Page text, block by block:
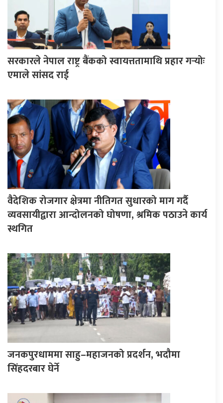
सरकारले नेपाल राष्ट्र बैंकको स्वायत्ततामाथि प्रहार गर्‍योः
एमाले सांसद राई
वैदेशिक रोजगार क्षेत्रमा नीतिगत सुधारको माग गर्दै
व्यवसायीद्वारा आन्दोलनको घोषणा, श्रमिक पठाउने कार्य
स्थगित
जनकपुरधाममा साहु–महाजनको प्रदर्शन, भदौमा
सिंहदरबार घेर्ने